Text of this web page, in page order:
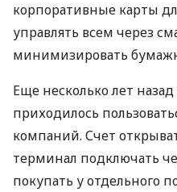
корпоративные карты
управлять всем через
минимизировать
Еще несколько лет
приходилось
компаний. Счет
терминал подключать
покупать у отдельного